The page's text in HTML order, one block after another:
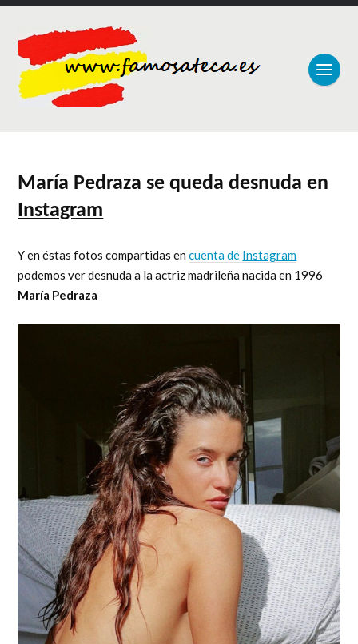
María Pedraza se queda desnuda en
Instagram
Y en éstas fotos compartidas encuenta de Instagram
podemos ver desnuda a la actriz madrileña nacida en 1996
María Pedraza